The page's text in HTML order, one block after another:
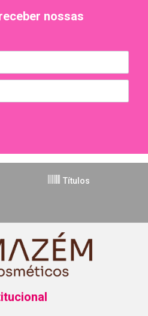
nossas
Títulos